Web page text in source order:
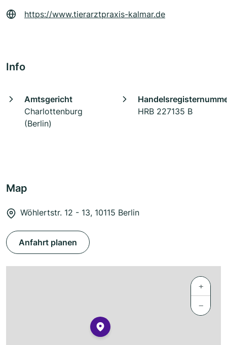
https://www.tierarztpraxis-kalmar.de
Info
Amtsgericht
Charlottenburg
(Berlin)
HRB 227135 B
Map
Wöhlertstr. 12 - 13, 10115 Berlin
Anfahrt planen
+
−